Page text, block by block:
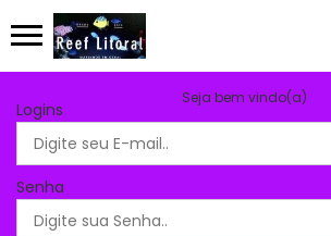
Seja bem vindo(a)
Logins
Senha